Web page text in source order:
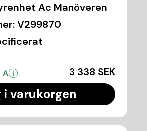
Ac Manöveren
V299870
A 3 338 SEK
i varukorgen